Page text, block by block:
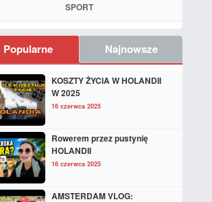
SPORT
Popularne Najnowsze
KOSZTY ŻYCIA W HOLANDII
W 2025
16 czerwca 2025
Rowerem przez pustynię
HOLANDII
16 czerwca 2025
AMSTERDAM VLOG: